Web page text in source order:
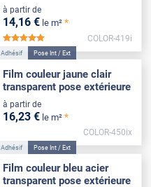
à partir de
14,16 € le m² *
COLOR-419i
Adhésif Pose Int / Ext
Film couleur jaune clair
transparent pose extérieure
à partir de
16,23 € le m² *
COLOR-450ix
Adhésif Pose Int / Ext
Film couleur bleu acier
transparent pose extérieure